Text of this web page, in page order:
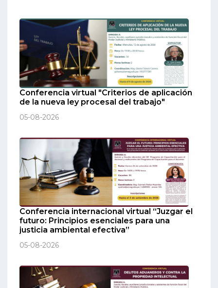
Conferencia virtual "Criterios de aplicación
de la nueva ley procesal del trabajo"
05-08-2026
Conferencia internacional virtual “Juzgar el
futuro: Principios esenciales para una
justicia ambiental efectiva”
05-08-2026